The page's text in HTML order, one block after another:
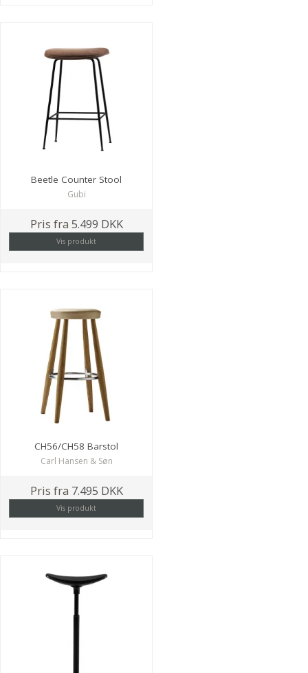
Beetle Counter Stool
Gubi
Pris fra 5.499 DKK
Vis produkt
CH56/CH58 Barstol
Carl Hansen & Søn
Pris fra 7.495 DKK
Vis produkt